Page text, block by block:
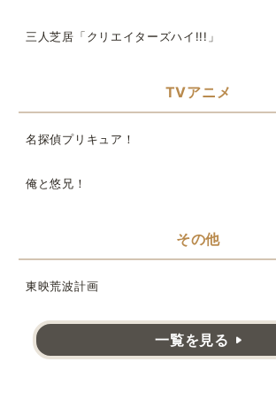
三人芝居「クリエイターズハイ!!!」
TVアニメ
名探偵プリキュア！
俺と悠兄！
その他
東映荒波計画
一覧を見る